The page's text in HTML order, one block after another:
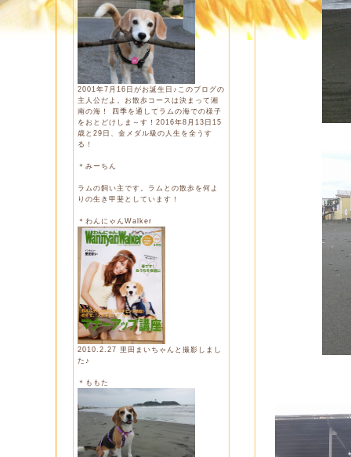
2001年7月16日がお誕生日♪このブログの
主人公だよ。お散歩コースは決まって湘
南の海！ 四季を通してラムの海での様子
をおとどけしま～す！2016年8月13日15
歳と29日、金メダル級の人生を全うす
る！
＊みーちん
ラムの飼い主です。ラムとの散歩を何よ
りの生き甲斐としています！
＊わんにゃんWalker
2010.2.27 里田まいちゃんと撮影しまし
た♪
＊ももた